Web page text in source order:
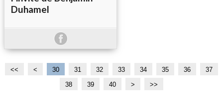
Duhamel
<< <
1
2
30 31 32 33 34 35 36
37
38
39 40
5
6
> >>